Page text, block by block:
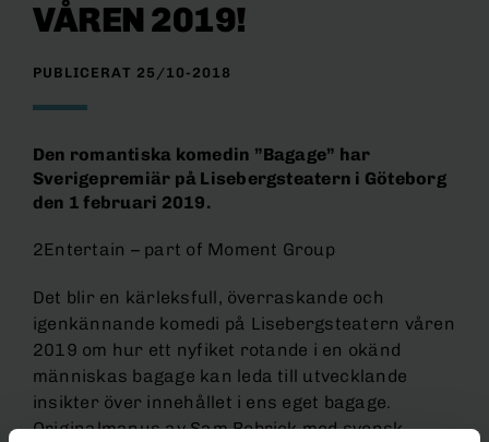
VÅREN 2019!
PUBLICERAT 25/10-2018
Den romantiska komedin ”Bagage” har
Sverigepremiär på Lisebergsteatern i Göteborg
den 1 februari 2019.
2Entertain – part of Moment Group
Det blir en kärleksfull, överraskande och
igenkännande komedi på Lisebergsteatern våren
2019 om hur ett nyfiket rotande i en okänd
människas bagage kan leda till utvecklande
insikter över innehållet i ens eget bagage.
Originalmanus av Sam Bobrick med svensk